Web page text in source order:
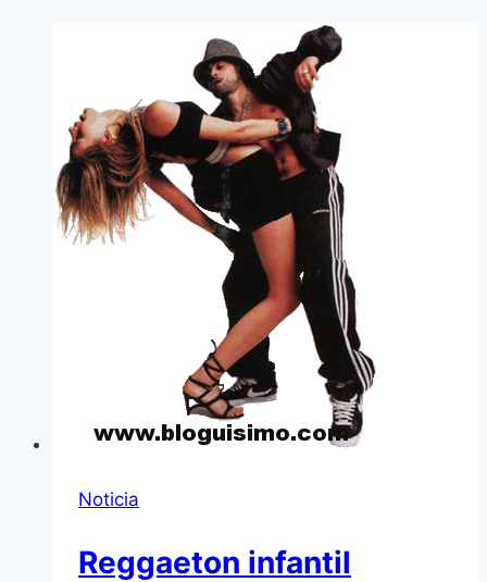
Noticia
Reggaeton infantil